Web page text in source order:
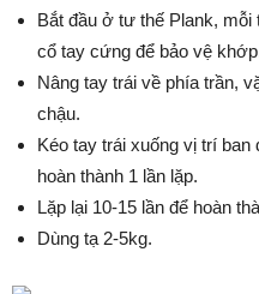
Bắt đầu ở tư thế Plank,
cổ tay cứng để bảo vệ
Nâng tay trái về phía trần,
chậu.
Kéo tay trái xuống vị trí ban
hoàn thành 1 lần lặp.
Lặp lại 10-15 lần để hoàn
Dùng tạ 2-5kg.